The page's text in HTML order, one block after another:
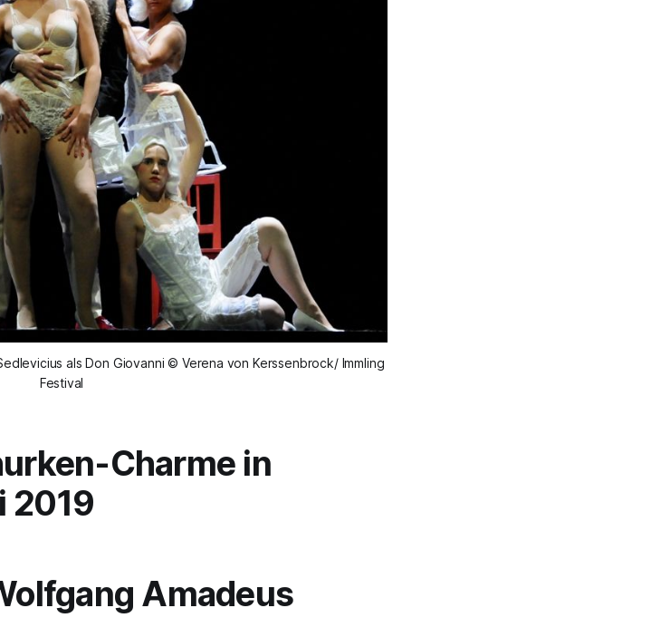
als Don Giovanni © Verena von Kerssenbrock/ Immling
Festival
Charme in
2019
Amadeus